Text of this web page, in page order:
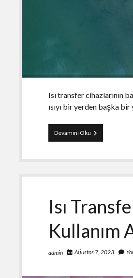
Isı transfer cihazlarının
ısıyı bir yerden başka
Devamını Oku Isı
Transfer
Bakımı
Temizliği
Isı
Kullanım
admin Ağustos 7, 2023